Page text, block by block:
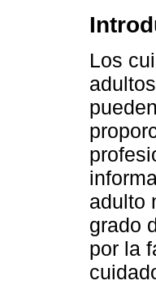
Los
adulto
grado
por la